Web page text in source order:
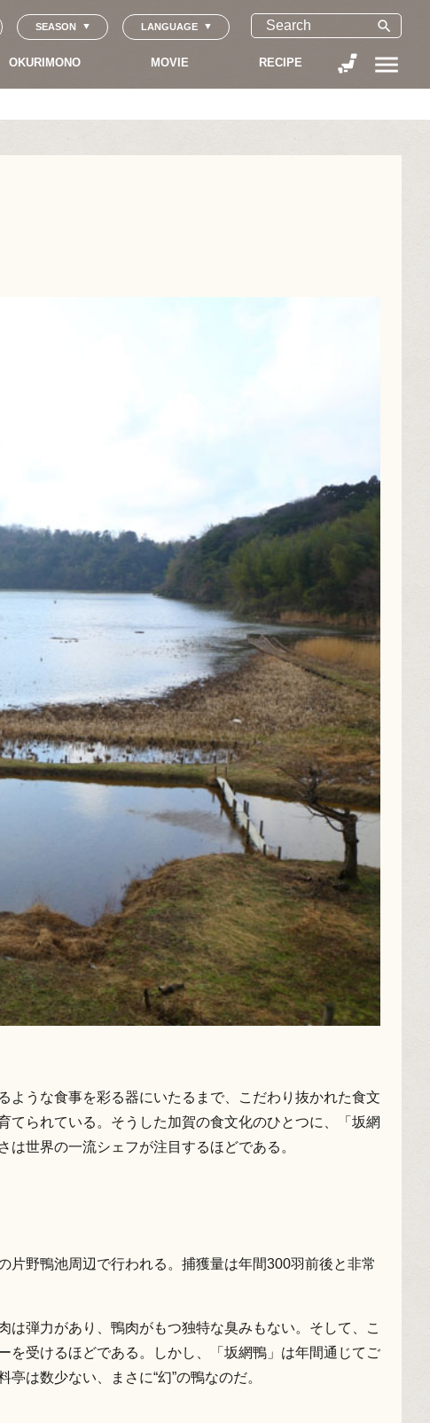
SEASON LANGUAGE search
OKURIMONO MOVIE RECIPE menu
うな食事を彩る器にいたるまで、こだわり抜かれた食文
られている。そうした加賀の食文化のひとつに、「坂網
世界の一流シェフが注目するほどである。
片野鴨池周辺で行われる。捕獲量は年間300羽前後と非常
は弾力があり、鴨肉がもつ独特な臭みもない。そして、こ
を受けるほどである。しかし、「坂網鴨」は年間通じてご
は数少ない、まさに“幻”の鴨なのだ。